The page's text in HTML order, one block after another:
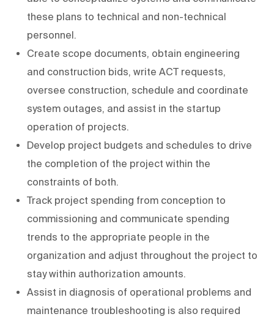
these plans to technical and non-technical
personnel.
Create scope documents, obtain engineering
and construction bids, write ACT requests,
oversee construction, schedule and coordinate
system outages, and assist in the startup
operation of projects.
Develop project budgets and schedules to drive
the completion of the project within the
constraints of both.
Track project spending from conception to
commissioning and communicate spending
trends to the appropriate people in the
organization and adjust throughout the project to
stay within authorization amounts.
Assist in diagnosis of operational problems and
maintenance troubleshooting is also required